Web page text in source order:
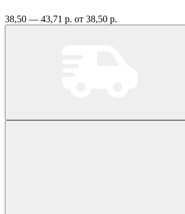
38,50 — 43,71 р. от 38,50 р.